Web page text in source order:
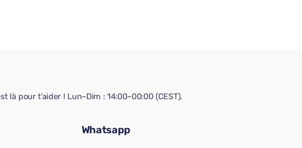
là pour t’aider ! Lun–Dim : 14:00–00:00 (CEST).
Whatsapp